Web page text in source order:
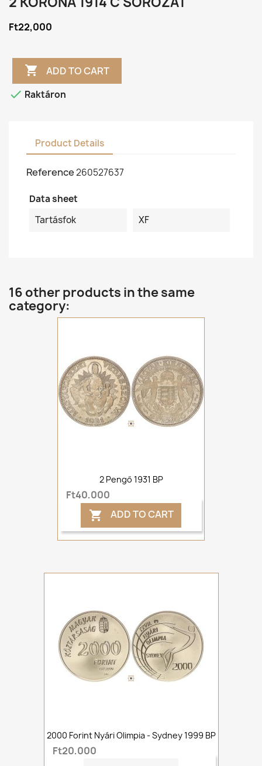
Ft22,000
 ADD TO CART
 Raktáron
Product Details
Reference260527637
Data sheet
Tartásfok
XF
16 other products in the same
category:
2 Pengő 1931 BP
Ft40,000
 ADD TO CART
2000 Forint Nyári Olimpia - Sydney 1999 BP
Ft20,000